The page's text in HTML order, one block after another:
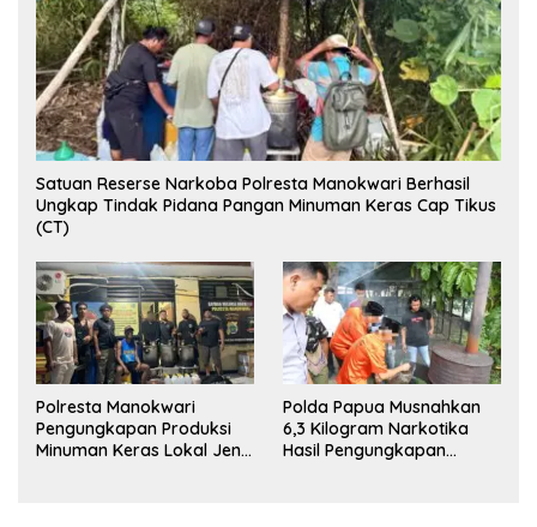
Satuan Reserse Narkoba Polresta Manokwari Berhasil
Ungkap Tindak Pidana Pangan Minuman Keras Cap Tikus
(CT)
Polresta Manokwari
Pengungkapan Produksi
Minuman Keras Lokal Jenis
Polda Papua Musnahkan
6,3 Kilogram Narkotika
Hasil Pengungkapan